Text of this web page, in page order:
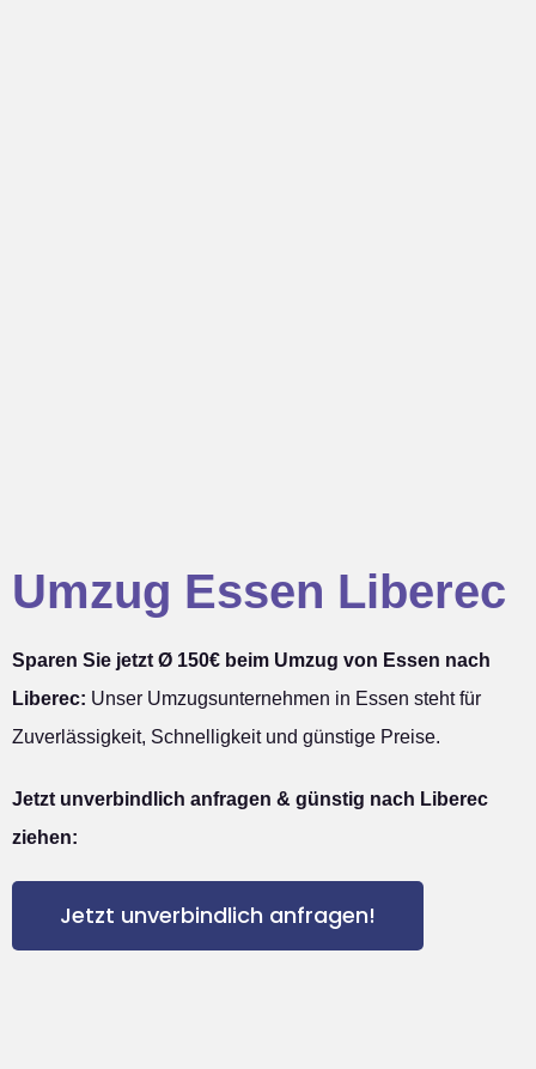
Umzug Essen Liberec
Sparen Sie jetzt Ø 150€ beim Umzug von Essen nach
Liberec: Unser Umzugsunternehmen in Essen steht für
Zuverlässigkeit, Schnelligkeit und günstige Preise.
Jetzt unverbindlich anfragen & günstig nach Liberec
ziehen:
Jetzt unverbindlich anfragen!